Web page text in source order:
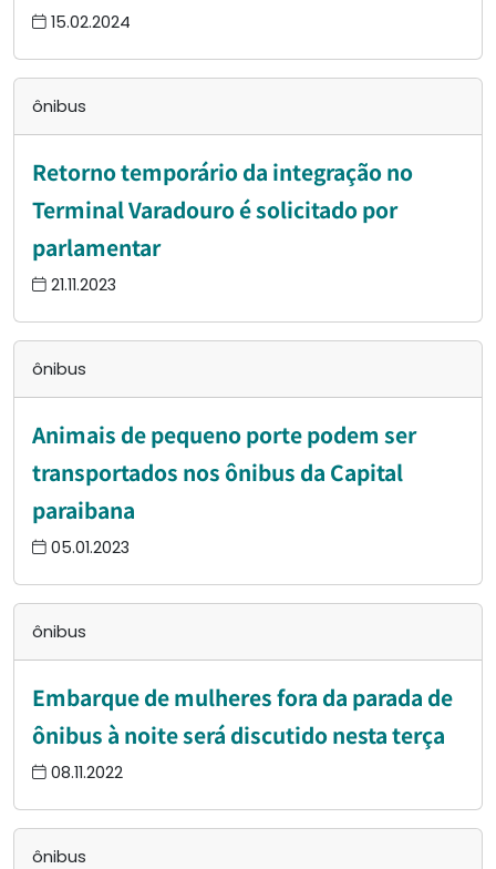
15.02.2024
ônibus
Retorno temporário da integração no
Terminal Varadouro é solicitado por
parlamentar
21.11.2023
ônibus
Animais de pequeno porte podem ser
transportados nos ônibus da Capital
paraibana
05.01.2023
ônibus
Embarque de mulheres fora da parada de
ônibus à noite será discutido nesta terça
08.11.2022
ônibus